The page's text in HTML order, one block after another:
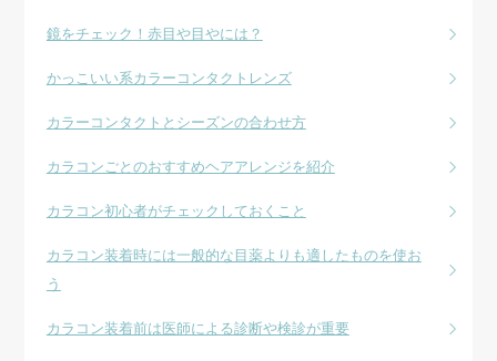
鏡をチェック！赤目や目やには？
かっこいい系カラーコンタクトレンズ
カラーコンタクトとシーズンの合わせ方
カラコンごとのおすすめヘアアレンジを紹介
カラコン初心者がチェックしておくこと
カラコン装着時には一般的な目薬よりも適したものを使お
う
カラコン装着前は医師による診断や検診が重要